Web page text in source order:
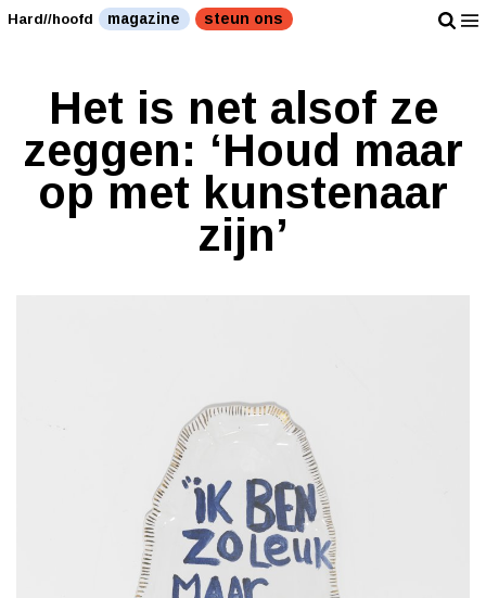
Hard//hoofd magazine steun ons
Het is net alsof ze
zeggen: ‘Houd maar
op met kunstenaar
zijn’